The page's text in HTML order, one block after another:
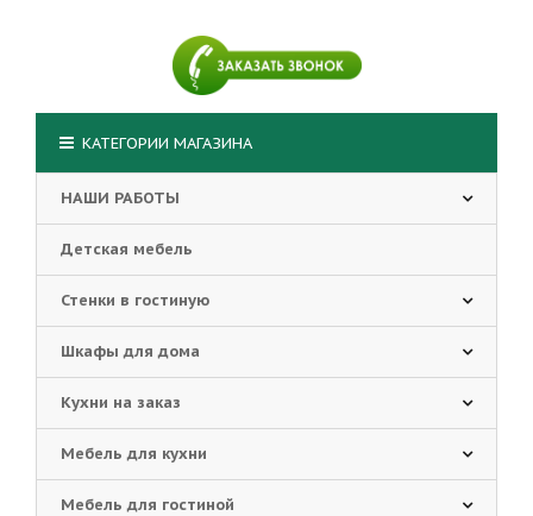
КАТЕГОРИИ МАГАЗИНА
НАШИ РАБОТЫ
Детская мебель
Стенки в гостиную
Шкафы для дома
Кухни на заказ
Мебель для кухни
Мебель для гостиной